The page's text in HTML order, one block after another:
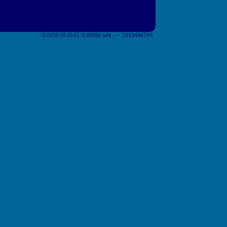
0.0159 (0.0141, 0.0006) sek. –– 1033446744